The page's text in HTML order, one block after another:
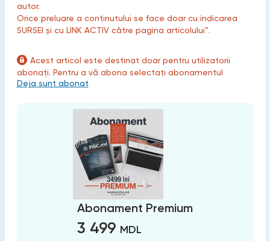
autor.
Orice preluare a conținutului se face doar cu indicarea
SURSEI și cu LINK ACTIV către pagina articolului”.
Acest articol este destinat doar pentru utilizatorii
abonați. Pentru a vă abona selectați abonamentul
Deja sunt abonat
Abonament Premium
3 499 MDL